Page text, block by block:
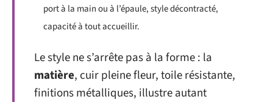
port à la main ou à l’épaule, style décontracté,
capacité à tout accueillir.
Le style ne s’arrête pas à la forme : la
matière, cuir pleine fleur, toile résistante,
finitions métalliques, illustre autant